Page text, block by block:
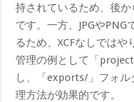
持されているため、後
です。一方、JPGや
るため、XCFなしでは
管理の例として「
し、「exports/」フォ
理方法が効果的です。